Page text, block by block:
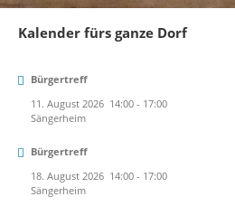
Kalender fürs ganze Dorf
Bürgertreff
11. August 2026 14:00- 17:00
Sängerheim
Bürgertreff
18. August 2026 14:00- 17:00
Sängerheim